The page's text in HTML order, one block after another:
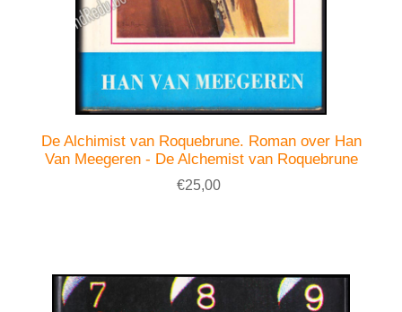
De Alchimist van Roquebrune. Roman over Han
Van Meegeren - De Alchemist van Roquebrune
€25,00